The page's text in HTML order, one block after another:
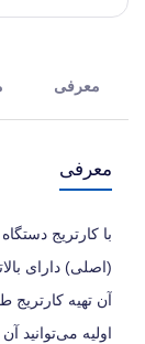
معرفی
معرفی
(اصلی) دارای
آن تهیه
اولیه می‌توانید